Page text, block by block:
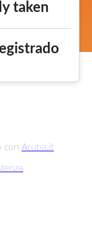
taken
con Aruba.it